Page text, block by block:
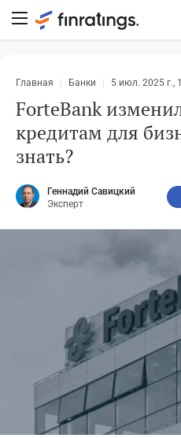
Главная Банки 5 июл. 2025 г.,
ForteBank
кредитам для
знать?
Геннадий Савицкий
Эксперт